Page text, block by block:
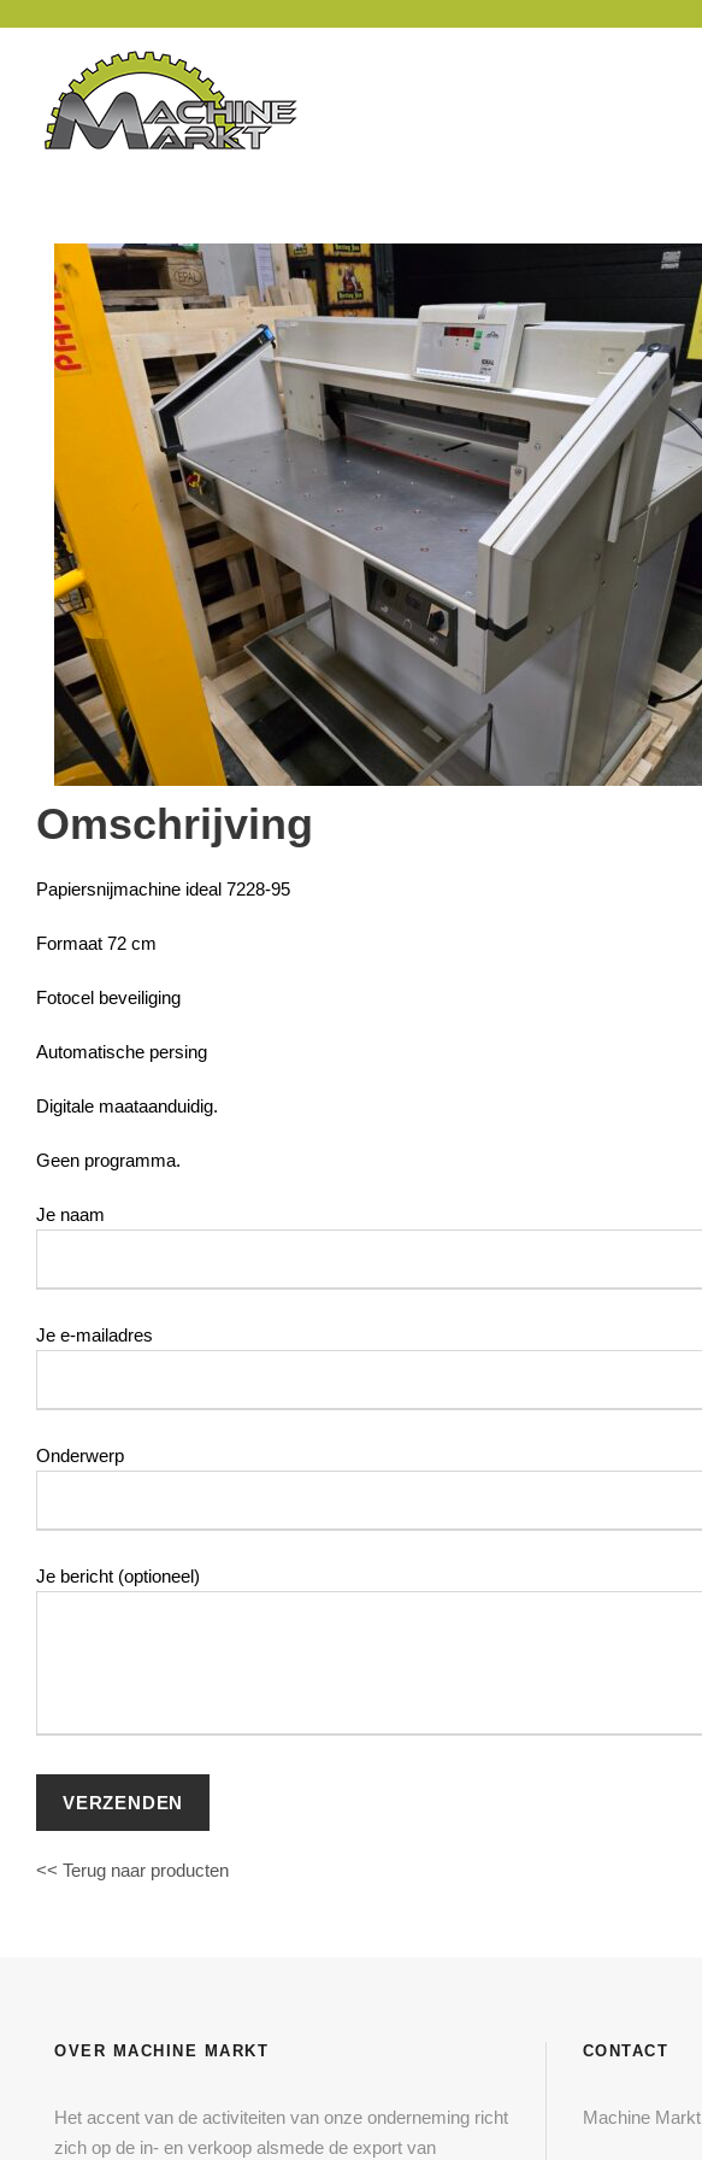
Omschrijving
Papiersnijmachine ideal 7228-95
Formaat 72 cm
Fotocel beveiliging
Automatische persing
Digitale maataanduidig.
Geen programma.
Je naam
Je e-mailadres
Onderwerp
Je bericht (optioneel)
<< Terug naar producten
OVER MACHINE MARKT
Het accent van de activiteiten van onze onderneming richt
zich op de in- en verkoop alsmede de export van
CONTACT
Machine Markt